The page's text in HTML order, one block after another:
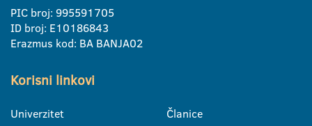
PIC broj: 995591705
ID broj: E10186843
Erazmus kod: BA BANJA02
Korisni linkovi
Univerzitet
Članice